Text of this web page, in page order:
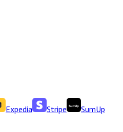
Expedia Stripe
SumUp